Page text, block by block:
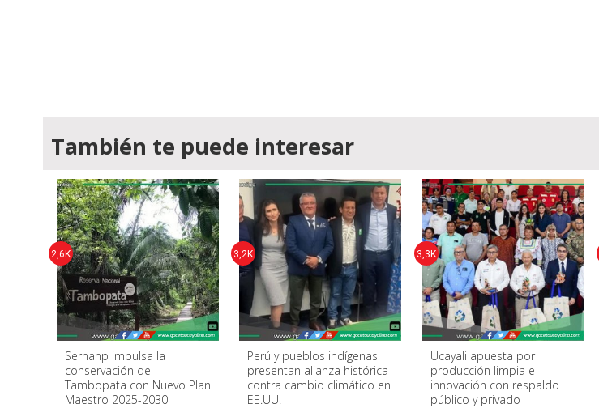
También te puede interesar
Sernanp impulsa la
conservación de
Tambopata con Nuevo Plan
Maestro 2025-2030
2,6K
Perú y pueblos indígenas
presentan alianza histórica
contra cambio climático en
EE.UU.
3,2K
Ucayali apuesta por
producción limpia e
innovación con respaldo
público y privado
3,3K